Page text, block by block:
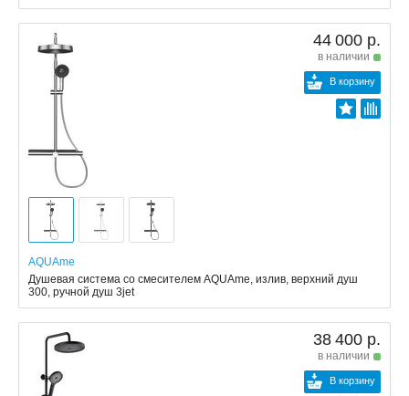
44 000 р.
в наличии
В корзину
AQUAme
Душевая система со смесителем AQUAme, излив, верхний душ
300, ручной душ 3jet
38 400 р.
в наличии
В корзину